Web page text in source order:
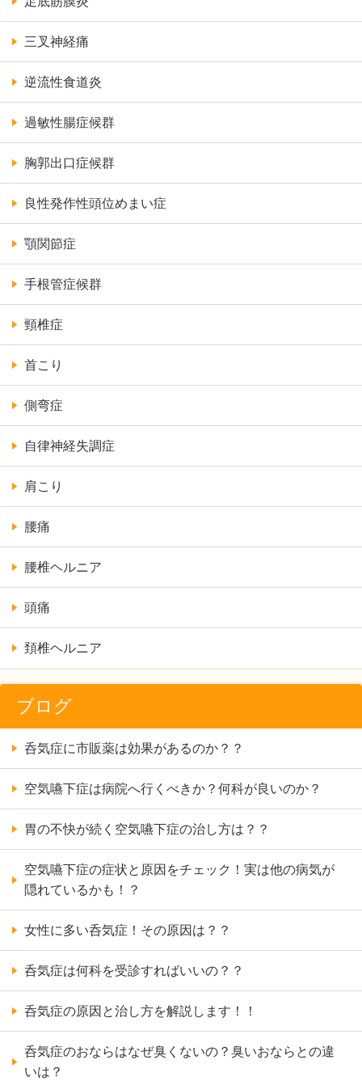
三叉神経痛
逆流性食道炎
過敏性腸症候群
胸郭出口症候群
良性発作性頭位めまい症
顎関節症
手根管症候群
頸椎症
首こり
側弯症
自律神経失調症
肩こり
腰痛
腰椎ヘルニア
頭痛
頚椎ヘルニア
ブログ
呑気症に市販薬は効果があるのか？？
空気嚥下症は病院へ行くべきか？何科が良いのか？
胃の不快が続く空気嚥下症の治し方は？？
空気嚥下症の症状と原因をチェック！実は他の病気が
隠れているかも！？
女性に多い呑気症！その原因は？？
呑気症は何科を受診すればいいの？？
呑気症の原因と治し方を解説します！！
呑気症のおならはなぜ臭くないの？臭いおならとの違
いは？